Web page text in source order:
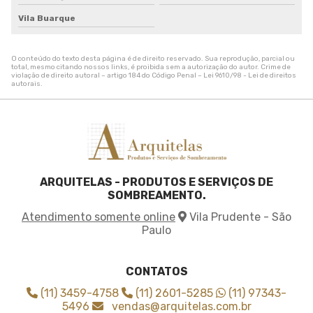
Tela de sombreamento para alface
Tela de sombreamento para orquidario
Tela de sombreamento para quadra
Tela de sombreamento para quadra de tenis
Tela de sombreamento sob medida
Tela de sombreamento toldo
Tela de sombreamento triangular
Tela de sombrite 50
Tela de sombrite para horta
Tela de sombrite verde
Tela para sombreamento agricola
Tela para sombreamento de horta
Tela sombrite 3x3
Vila Buarque
O conteúdo do texto desta página é de direito reservado. Sua reprodução, parcial ou
total, mesmo citando nossos links, é proibida sem a autorização do autor. Crime de
violação de direito autoral – artigo 184 do Código Penal – Lei 9610/98 - Lei de direitos
autorais.
ARQUITELAS - PRODUTOS E SERVIÇOS DE
SOMBREAMENTO.
Atendimento somente online
Vila Prudente - São
Paulo
CONTATOS
(11) 3459-4758
(11) 2601-5285
(11) 97343-
5496
vendas@arquitelas.com.br